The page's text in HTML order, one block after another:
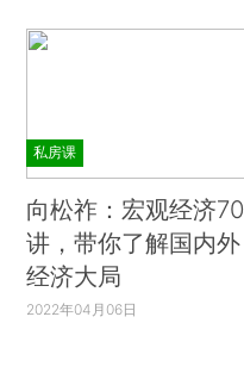
私房课
向松祚：宏观经济70
讲，带你了解国内外
经济大局
2022年04月06日